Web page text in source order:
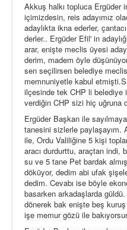
Akkuş halkı topluca Ergüder
içimizdesin, reis adayımız
adaylıkta ikna ederler,
derler.. Ergüder Efil' in
arar, enişte meclis üyesi
derim, madem öyle
sen seçilirsen belediye
memnuniyetle kabul
ilçesinde tek CHP li belediye
verdiğin CHP sizi hiç uğruna
Ergüder Başkan ile
tanesini sizlerle paylaşayım.
ile, Ordu Valiliğine 5 kişi
aracı durdurttu, araçtan indi,
su ve 5 tane Pet bardak
döküyor, dedim abi ufak
dedim. Cevabı ise böyle
basarken arkadaşlarda
dönerek bak enişte beş
işe memur gözü ile